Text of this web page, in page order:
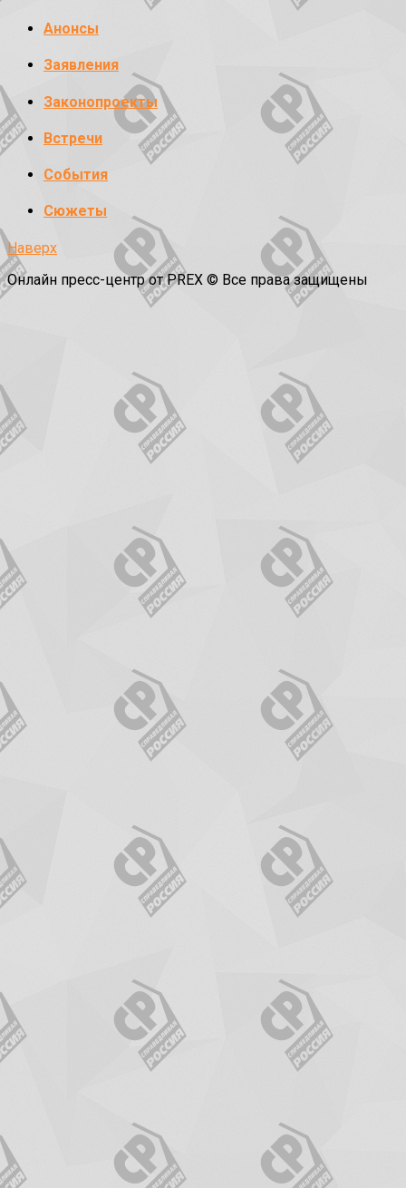
Анонсы
Заявления
Законопроекты
Встречи
События
Сюжеты
Наверх
Онлайн пресс-центр от PREX © Все права защищены